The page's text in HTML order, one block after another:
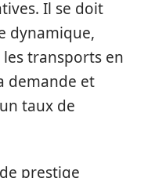
Il se doit
dynamique,
transports en
demande et
taux de
prestige